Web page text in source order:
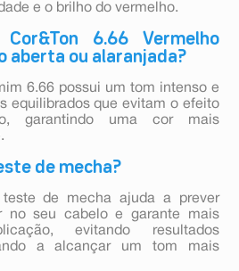
e o brilho do vermelho.
6.66 Vermelho
aberta ou alaranjada?
6.66 possui um tom intenso e
equilibrados que evitam o efeito
garantindo uma cor mais
de mecha?
de mecha ajuda a prever
no seu cabelo e garante mais
evitando resultados
a alcançar um tom mais